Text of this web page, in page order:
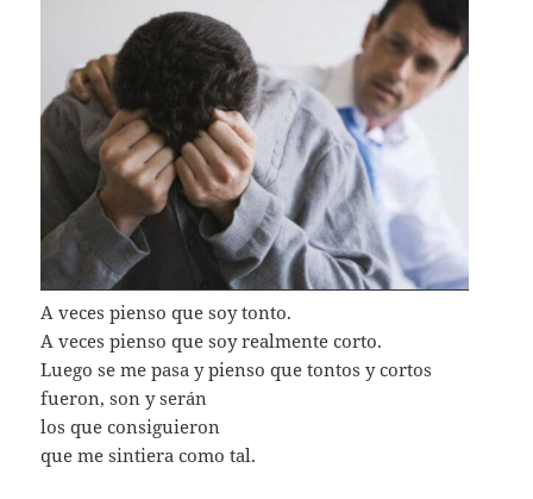
A veces pienso que soy tonto.
A veces pienso que soy realmente corto.
Luego se me pasa y pienso que tontos y cortos
fueron, son y serán
los que consiguieron
que me sintiera como tal.